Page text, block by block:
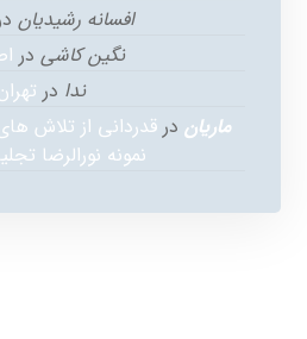
افسانه رشیدیان
نگین کاشی در
ندا در
ماریان در قدردانی از تلاش
نمونه نورالرضا